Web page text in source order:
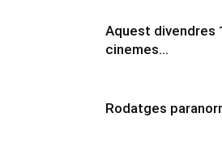
Aquest divendres
cinemes…
Rodatges